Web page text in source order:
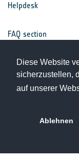
Diese Website
sicherzustellen,
auf unserer
Ablehnen
Helpdesk
FAQ section
Datenschutz